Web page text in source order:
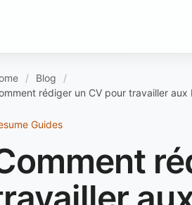
Blog
rédiger un CV pour travailler
Guides